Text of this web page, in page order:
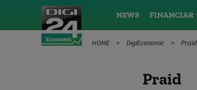
NEWS FINANCIAR
HOME DigiEconomic Praid
Praid